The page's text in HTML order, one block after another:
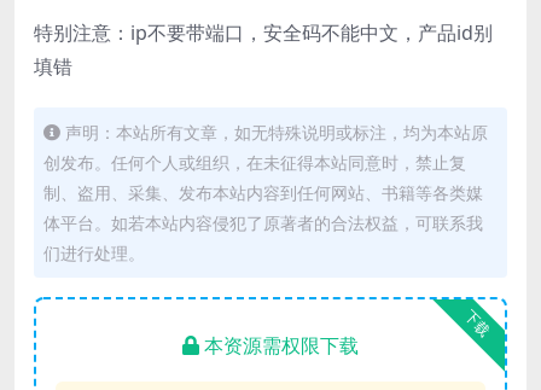
特别注意：ip不要带端口，安全码不能中文，产品id别
填错
声明：本站所有文章，如无特殊说明或标注，均为本站原
创发布。任何个人或组织，在未征得本站同意时，禁止复
制、盗用、采集、发布本站内容到任何网站、书籍等各类媒
体平台。如若本站内容侵犯了原著者的合法权益，可联系我
们进行处理。
下载
本资源需权限下载